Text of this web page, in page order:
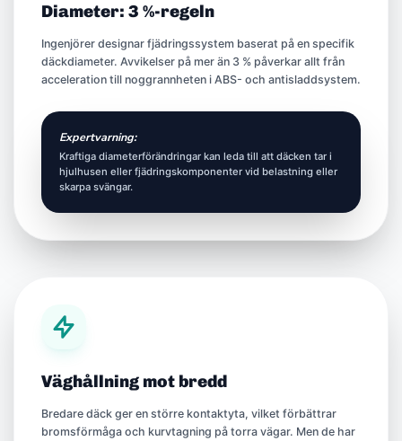
Diameter: 3 %-regeln
Ingenjörer designar fjädringssystem baserat på en specifik
däckdiameter. Avvikelser på mer än 3 % påverkar allt från
acceleration till noggrannheten i ABS- och antisladdsystem.
Expertvarning:
Kraftiga diameterförändringar kan leda till att däcken tar i
hjulhusen eller fjädringskomponenter vid belastning eller
skarpa svängar.
Väghållning mot bredd
Bredare däck ger en större kontaktyta, vilket förbättrar
bromsförmåga och kurvtagning på torra vägar. Men de har